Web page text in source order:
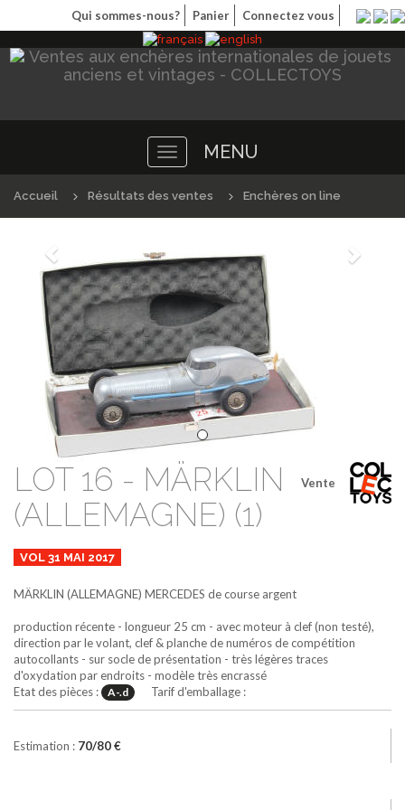
Qui sommes-nous? Panier Connectez vous
Toggle
navigation
MENU
Accueil Résultats des ventes Enchères on line
Précédént
Vente
LOT 16 - MÄRKLIN
(ALLEMAGNE) (1)
VOL 31 MAI 2017
MÄRKLIN (ALLEMAGNE) MERCEDES de course argent
production récente - longueur 25 cm - avec moteur à clef (non testé),
direction par le volant, clef & planche de numéros de compétition
autocollants - sur socle de présentation - très légères traces
d'oxydation par endroits - modèle très encrassé
Etat des pièces :
A-.d Tarif d'emballage :
Estimation : 70/80 €